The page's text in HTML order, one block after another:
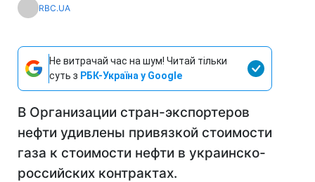
RBC.UA
Не витрачай час на шум! Читай тільки
суть з РБК-Україна у Google
В Организации стран-экспортеров
нефти удивлены привязкой стоимости
газа к стоимости нефти в украинско-
российских контрактах.